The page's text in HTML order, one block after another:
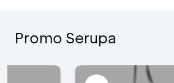
Promo Serupa